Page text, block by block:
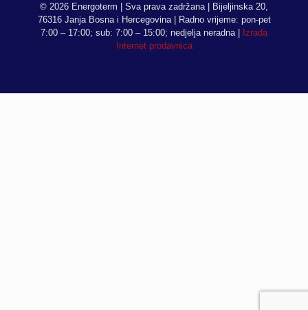
© 2026 Energoterm | Sva prava zadržana | Bijeljinska 20,
76316 Janja Bosna i Hercegovina | Radno vrijeme: pon-pet
7:00 – 17:00; sub: 7:00 – 15:00; nedjelja neradna |
Izrada
Internet prodavnica